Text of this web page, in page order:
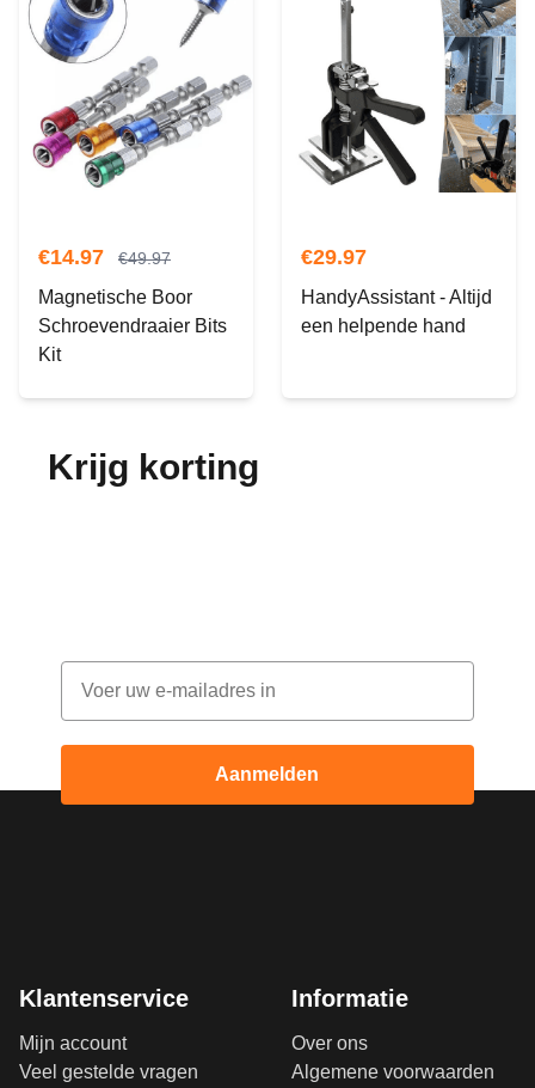
€14.97 €49.97
Magnetische Boor
Schroevendraaier Bits
Kit
€29.97
HandyAssistant - Altijd
een helpende hand
Krijg korting
Email
Aanmelden
Klantenservice
Mijn account
Veel gestelde vragen
Informatie
Over ons
Algemene voorwaarden